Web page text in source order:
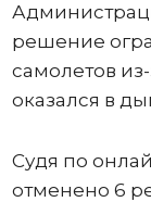
решение
самолетов
оказался в
Судя по
отменено 6